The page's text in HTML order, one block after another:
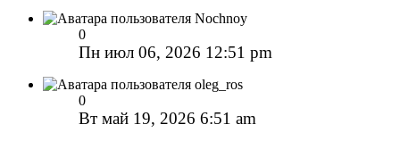
Nochnoy
0
Пн июл 06, 2026 12:51 pm
oleg_ros
0
Вт май 19, 2026 6:51 am